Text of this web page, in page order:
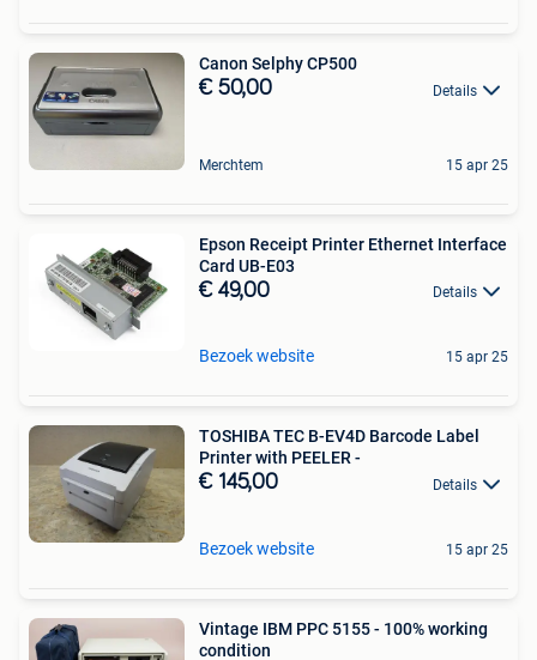
Canon Selphy CP500
€ 50,00 Details
Merchtem 15 apr 25
Epson Receipt Printer Ethernet Interface
Card UB-E03
€ 49,00 Details
Bezoek website 15 apr 25
TOSHIBA TEC B-EV4D Barcode Label
Printer with PEELER -
€ 145,00 Details
Bezoek website 15 apr 25
Vintage IBM PPC 5155 - 100% working
condition